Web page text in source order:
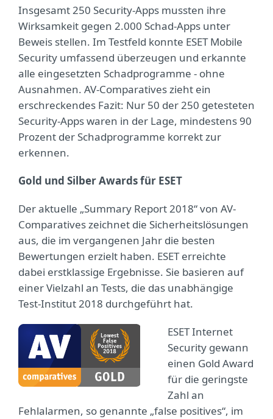
Insgesamt 250 Security-Apps mussten ihre
Wirksamkeit gegen 2.000 Schad-Apps unter
Beweis stellen. Im Testfeld konnte ESET Mobile
Security umfassend überzeugen und erkannte
alle eingesetzten Schadprogramme - ohne
Ausnahmen. AV-Comparatives zieht ein
erschreckendes Fazit: Nur 50 der 250 getesteten
Security-Apps waren in der Lage, mindestens 90
Prozent der Schadprogramme korrekt zur
erkennen.
Gold und Silber Awards für ESET
Der aktuelle „Summary Report 2018“ von AV-
Comparatives zeichnet die Sicherheitslösungen
aus, die im vergangenen Jahr die besten
Bewertungen erzielt haben. ESET erreichte
dabei erstklassige Ergebnisse. Sie basieren auf
einer Vielzahl an Tests, die das unabhängige
Test-Institut 2018 durchgeführt hat.
ESET Internet
Security gewann
einen Gold Award
für die geringste
Zahl an
Fehlalarmen, so genannte „false positives“, im